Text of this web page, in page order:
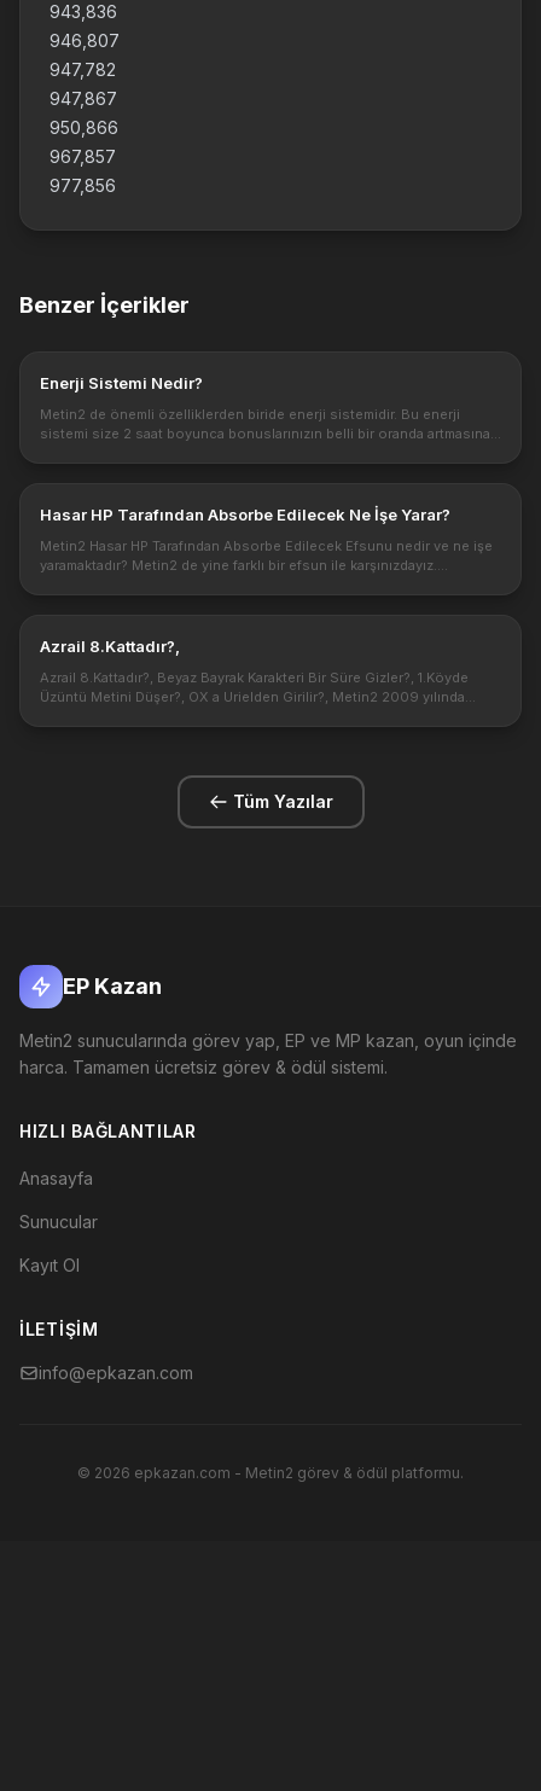
943,836
946,807
947,782
947,867
950,866
967,857
977,856
Benzer İçerikler
Enerji Sistemi Nedir?
Metin2 de önemli özelliklerden biride enerji sistemidir. Bu enerji
sistemi size 2 saat boyunca bonuslarınızın belli bir oranda artmasına
Hasar HP Tarafından Absorbe Edilecek Ne İşe Yarar?
Metin2 Hasar HP Tarafından Absorbe Edilecek Efsunu nedir ve ne işe
yaramaktadır? Metin2 de yine farklı bir efsun ile karşınızdayız.
Azrail 8.Kattadır?,
Azrail 8.Kattadır?, Beyaz Bayrak Karakteri Bir Süre Gizler?, 1.Köyde
Üzüntü Metini Düşer?, OX a Urielden Girilir?, Metin2 2009 yılında
Tüm Yazılar
EP Kazan
Metin2 sunucularında görev yap, EP ve MP kazan, oyun içinde
harca. Tamamen ücretsiz görev & ödül sistemi.
HIZLI BAĞLANTILAR
Anasayfa
Sunucular
Kayıt Ol
İLETIŞIM
info@epkazan.com
© 2026 epkazan.com - Metin2 görev & ödül platformu.